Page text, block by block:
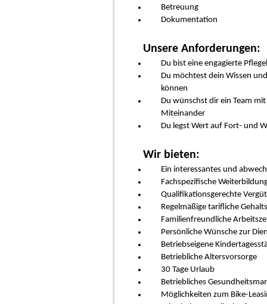
Betreuung
Dokumentation
Unsere Anforderungen:
Du bist eine engagierte
Du möchtest dein Wissen
können
Du wünschst dir ein Team
Miteinander
Du legst Wert auf Fort- und
Wir bieten:
Ein interessantes und
Fachspezifische
Qualifikationsgerechte
Regelmäßige tarifliche
Familienfreundliche
Persönliche Wünsche zur
Betriebseigene
Betriebliche Altersvorsorge
30 Tage Urlaub
Betriebliches
Möglichkeiten zum Bike-